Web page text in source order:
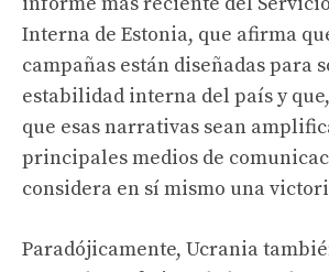
Interna de Estonia, que afirma
campañas están diseñadas para
estabilidad interna del país y
que esas narrativas sean
principales medios de
considera en sí mismo una
Paradójicamente, Ucrania